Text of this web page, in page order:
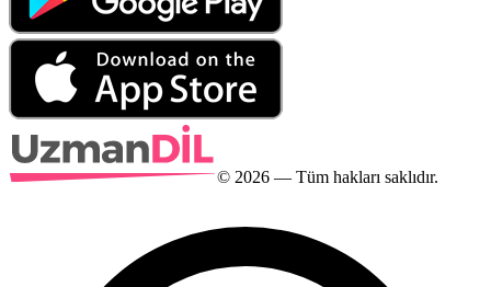
© 2026 — Tüm hakları saklıdır.